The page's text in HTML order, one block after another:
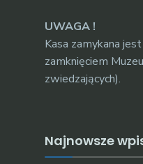
UWAGA !
Kasa zamykana
zamknięciem
zwiedzających).
Najnowsze